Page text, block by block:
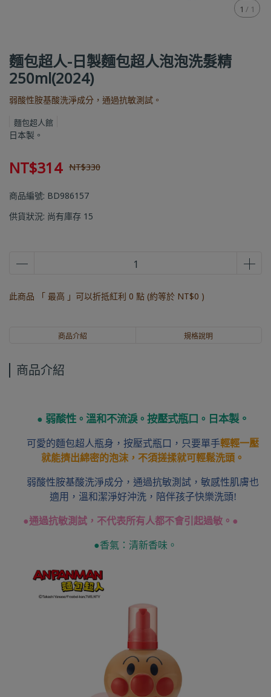
1 / 1
麵包超人-日製麵包超人泡泡洗髮精
250ml(2024)
弱酸性胺基酸洗淨成分，通過抗敏測試。
麵包超人館
日本製。
NT$314 NT$330
商品編號: BD986157
供貨狀況: 尚有庫存 15
此商品 「 最高 」可以折抵紅利 0 點 (約等於 NT$0 )
商品介紹 規格說明
商品介紹
● 弱酸性。 溫和不流淚。 按壓式瓶口 。 日本製。
可愛的麵包超人瓶身，按壓式瓶口，只要單手輕輕一壓
就能擠出綿密的泡沫，不須搓揉就可輕鬆洗頭。
弱酸性胺基酸洗淨成分，通過抗敏測試，敏感性肌膚也
適用，溫和潔淨好沖洗，陪伴孩子快樂洗頭!
●通過抗敏測試，不代表所有人都不會引起過敏。 ●
●香氣：清新香味。